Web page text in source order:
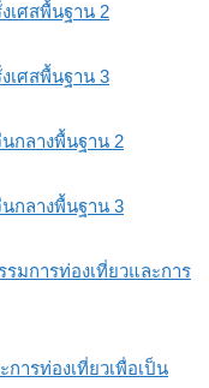
เศสพื้นฐาน 2
เศสพื้นฐาน 3
นกลางพื้นฐาน 2
นกลางพื้นฐาน 3
มการท่องเที่ยวและการ
ารท่องเที่ยวเพื่อเป็น